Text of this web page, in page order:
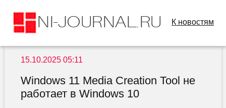
К новостям
15.10.2025 05:11
Windows 11 Media Creation Tool не
работает в Windows 10